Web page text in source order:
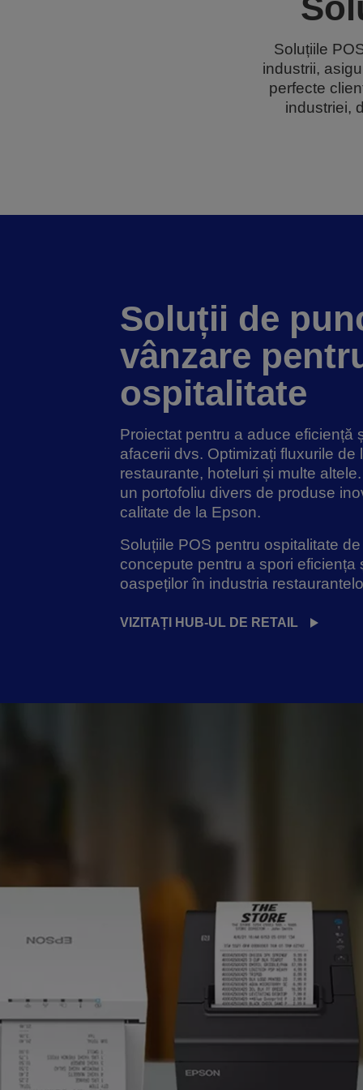
Soluțiile
industrii,
perfecte
industriei,
Soluții de
vânzare
ospitalitate
Proiectat pentru a aduce eficiență
afacerii dvs. Optimizați fluxurile de
restaurante, hoteluri și multe
un portofoliu divers de produse
calitate de la Epson.
Soluțiile POS pentru ospitalitate
concepute pentru a spori eficiența
oaspeților în industria
VIZITAȚI HUB-UL DE RETAIL